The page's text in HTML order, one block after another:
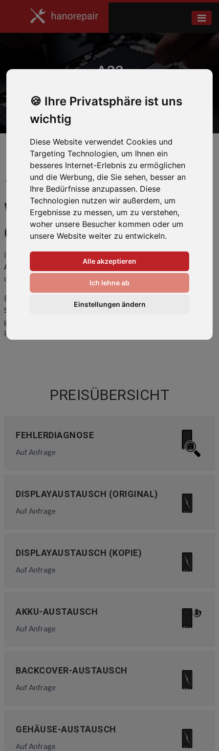
Ihre Privatsphäre ist uns
wichtig
Diese Website verwendet Cookies und
Targeting Technologien, um Ihnen ein
besseres Internet-Erlebnis zu ermöglichen
und die Werbung, die Sie sehen, besser an
Ihre Bedürfnisse anzupassen. Diese
Technologien nutzen wir außerdem, um
Ergebnisse zu messen, um zu verstehen,
woher unsere Besucher kommen oder um
unsere Website weiter zu entwickeln.
Alle akzeptieren
Ich lehne ab
Einstellungen ändern
A33
Home Samsung
← Zurück zum Hersteller
WIR REPARIEREN IHR
GALAXY A33
Ihr Smartphone ist kaputt oder hat einen Fehler? Wir bringen Ihr
A33
wieder zum Laufen! Rufen Sie uns an unter
0511-34082318
oder kommen Sie direkt vorbei.
Eine
Sie weiter unten auf dieser Seite. Sollte ihr Problem hier nicht
gelistet sein, kontaktieren Sie uns bitte. Wir können auch Ihr
Problem lösen!
PREISÜBERSICHT
FEHLERDIAGNOSE
Auf Anfrage
DISPLAYAUSTAUSCH (ORIGINAL)
Auf Anfrage
DISPLAYAUSTAUSCH (KOPIE)
Auf Anfrage
AKKU-AUSTAUSCH
Auf Anfrage
BACKCOVER-AUSTAUSCH
Auf Anfrage
GEHÄUSE-AUSTAUSCH
Auf Anfrage